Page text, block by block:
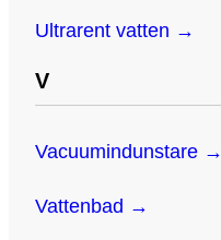
Ultrarent vatten →
V
Vacuumindunstare →
Vattenbad →